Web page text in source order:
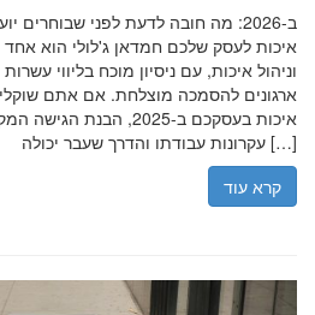
איכות לעסק שלכם חמדאן ג'לולי הוא
ארגונים להסמכה מוצלחת. אם אתם
איכות בעסקכם ב-2025,
עקרונות עבודתו והדרך שעבר יכולה […]
קרא עוד